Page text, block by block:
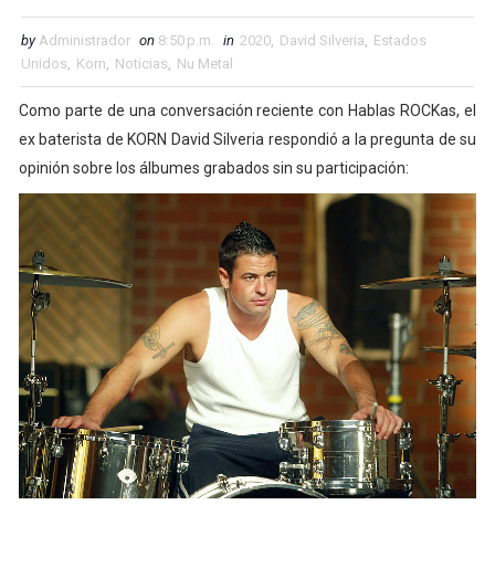
by Administrador on 8:50 p.m. in 2020, David Silveria, Estados
Unidos, Korn, Noticias, Nu Metal
Como parte de una conversación reciente con Hablas ROCKas, el
ex baterista de KORN David Silveria respondió a la pregunta de su
opinión sobre los álbumes grabados sin su participación: